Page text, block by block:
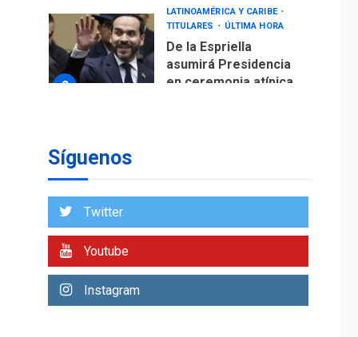
2
LATINOAMÉRICA Y CARIBE
TITULARES
ÚLTIMA HORA
De la Espriella
asumirá Presidencia
en ceremonia atípica
3
de diálogo en
4
POLÍTICA
TITULARES
Gobierno y AN2015 en
diálogo
Síguenos
Twitter
Youtube
Instagram